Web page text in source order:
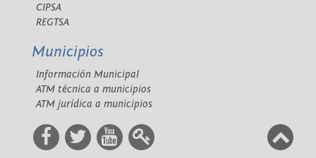
CIPSA
REGTSA
Municipios
Información Municipal
ATM técnica a municipios
ATM jurídica a municipios